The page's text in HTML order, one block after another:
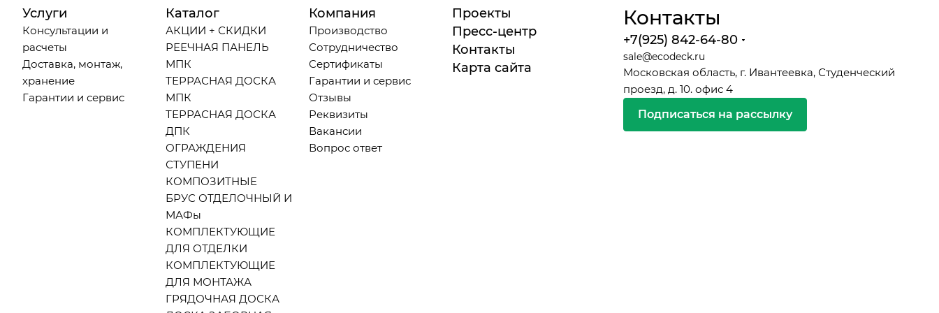
Услуги
Консультации и
расчеты
Доставка, монтаж,
хранение
Гарантии и сервис
Каталог
АКЦИИ + СКИДКИ
РЕЕЧНАЯ ПАНЕЛЬ
МПК
ТЕРРАСНАЯ ДОСКА
МПК
ТЕРРАСНАЯ ДОСКА
ДПК
ОГРАЖДЕНИЯ
СТУПЕНИ
КОМПОЗИТНЫЕ
БРУС ОТДЕЛОЧНЫЙ И
МАФы
КОМПЛЕКТУЮЩИЕ
ДЛЯ ОТДЕЛКИ
КОМПЛЕКТУЮЩИЕ
ДЛЯ МОНТАЖА
ГРЯДОЧНАЯ ДОСКА
Компания
Производство
Сотрудничество
Сертификаты
Гарантии и сервис
Отзывы
Реквизиты
Вакансии
Вопрос ответ
Проекты
Пресс-центр
Контакты
Карта сайта
Контакты
+7(925) 842-64-80
sale@ecodeck.ru
Московская область, г. Ивантеевка, Студенческий
проезд, д. 10. офис 4
Подписаться на рассылку